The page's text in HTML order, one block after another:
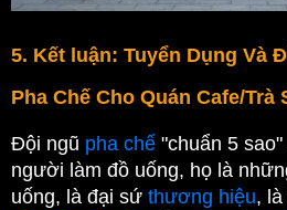
5. Kết luận: Tuyển Dụng Và
Pha Chế Cho Quán Cafe/Trà
Đội ngũ pha chế "chuẩn 5
người làm đồ uống, họ là
uống, là đại sứ thương hiệu,